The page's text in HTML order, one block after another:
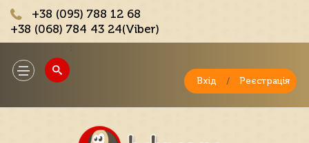
+38 (095) 788 12 68
+38 (068) 784 43 24(Viber)
Toggle
navigation
Вхід / Реєстрація